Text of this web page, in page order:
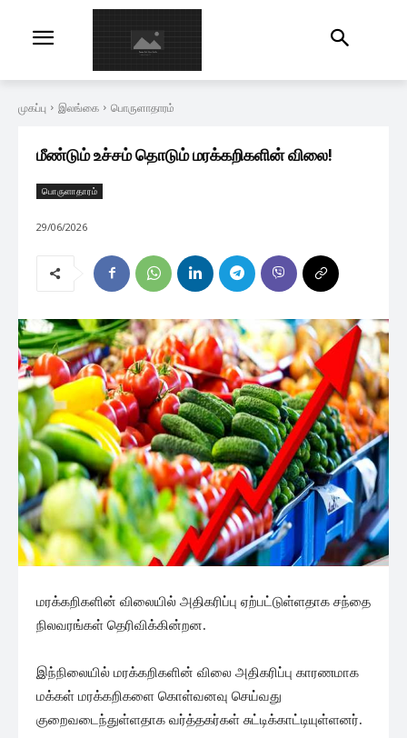
முகப்பு இலங்கை பொருளாதாரம்
மீண்டும் உச்சம் தொடும் மரக்கறிகளின் விலை!
பொருளாதாரம்
29/06/2026
மரக்கறிகளின் விலையில் அதிகரிப்பு ஏற்பட்டுள்ளதாக சந்தை
நிலவரங்கள் தெரிவிக்கின்றன.
இந்நிலையில் மரக்கறிகளின் விலை அதிகரிப்பு காரணமாக
மக்கள் மரக்கறிகளை கொள்வனவு செய்வது
குறைவடைந்துள்ளதாக வர்த்தகர்கள் சுட்டிக்காட்டியுள்ளனர்.